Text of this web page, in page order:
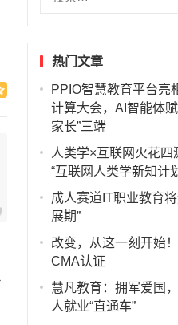
热门文章
PPIO智慧教育平台亮
计算大会，AI智能体
家长”三端
人类学×互联网火花四
“互联网人类学新知计
成人赛道IT职业教育
展期”
改变，从这一刻开始
CMA认证
慧凡教育：拥军爱国
人就业“直通车”